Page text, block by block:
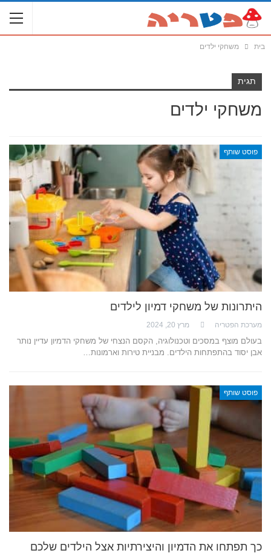
בית משחקי ילדים
תגית
משחקי ילדים
פוסט שותף
היתרונות של משחקי דמיון לילדים
מערכת הפטריה מרץ 20, 2024
בעולם מוצף במסכים וטכנולוגיה, הקסם הנצחי של משחקי הדמיון עדיין נותר
אבן יסוד בהתפתחות הילדים. מבניית טירות וארמונות…
פוסט שותף
כך תפתחו את הדמיון והיצירתיות אצל הילדים שלכם